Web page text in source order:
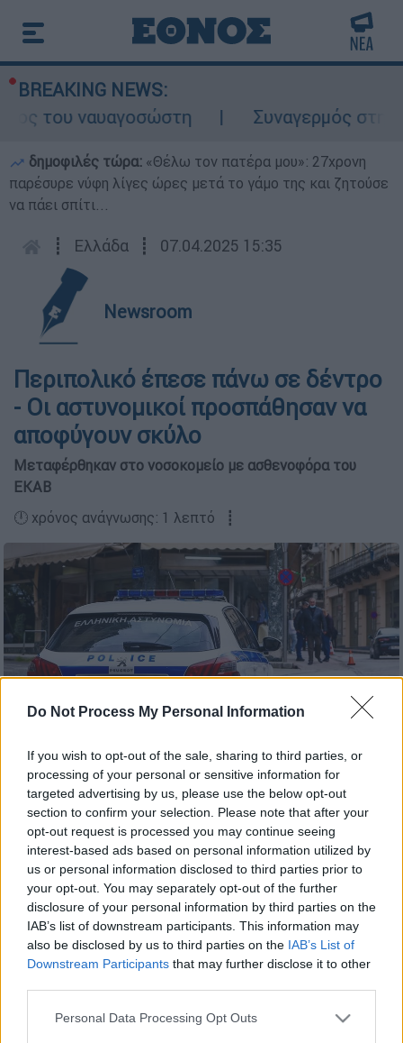
Do Not Process My Personal Information
If you wish to opt-out of the sale, sharing to third parties, or
processing of your personal or sensitive information for
targeted advertising by us, please use the below opt-out
section to confirm your selection. Please note that after your
opt-out request is processed you may continue seeing
interest-based ads based on personal information utilized by
us or personal information disclosed to third parties prior to
your opt-out. You may separately opt-out of the further
disclosure of your personal information by third parties on the
IAB’s list of downstream participants. This information may
also be disclosed by us to third parties on the IAB’s List of
Downstream Participants that may further disclose it to other
Please note that this website/app uses one or more Google
Personal Data Processing Opt Outs
BREAKING NEWS:
του ναυαγοσώστη
Συναγερμός στην
δημοφιλές τώρα: «Θέλω τον πατέρα μου»: 27χρονη
παρέσυρε νύφη λίγες ώρες μετά το γάμο της και ζητούσε
να πάει σπίτι...
┋ Ελλάδα ┋ 07.04.2025 15:35
Newsroom
Περιπολικό έπεσε πάνω σε δέντρο
- Οι αστυνομικοί προσπάθησαν να
αποφύγουν σκύλο
Μεταφέρθηκαν στο νοσοκομείο με ασθενοφόρα του
ΕΚΑΒ
🕛 χρόνος ανάγνωσης: 1 λεπτό ┋
Περιπολικό (ΡΑΦΑΗΛ ΓΕΩΡΓΙΑΔΗΣ / EUROKINISSI)
Προσθέστε το ΕΘΝΟΣ στη Google
Στο νοσοκομείο διακομίστηκαντρεις
αστυνομικοίστοΛασίθι, καθώς
τραυματίστηκαν όταν τοπεριπολικό στο
οποίο επέβαιναν προσέκρουσε σε δέντρο.
ΔΙΑΒΑΣΤΕ ΕΠΙΣΗΣ